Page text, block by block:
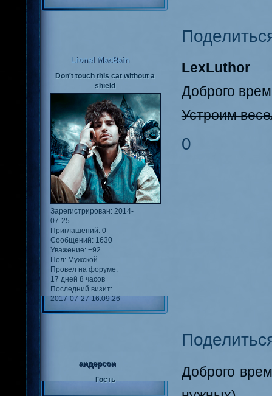
Lionel MacBain
Don't touch this cat without a
shield
Зарегистрирован: 2014-
07-25
Приглашений: 0
Сообщений: 1630
Уважение: +92
Пол: Мужской
Провел на форуме:
17 дней 8 часов
Последний визит:
2017-07-27 16:09:26
LexLuthor
Доброго
Устроим
0
андерсон
Гость
Доброго